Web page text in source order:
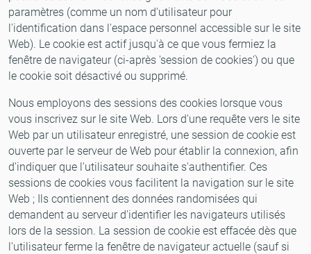
paramètres (comme un nom d'utilisateur pour
l'identification dans l'espace personnel accessible sur le site
Web). Le cookie est actif jusqu'à ce que vous fermiez la
fenêtre de navigateur (ci-après 'session de cookies') ou que
le cookie soit désactivé ou supprimé.
Nous employons des sessions des cookies lorsque vous
vous inscrivez sur le site Web. Lors d'une requête vers le site
Web par un utilisateur enregistré, une session de cookie est
ouverte par le serveur de Web pour établir la connexion, afin
d'indiquer que l'utilisateur souhaite s'authentifier. Ces
sessions de cookies vous facilitent la navigation sur le site
Web ; Ils contiennent des données randomisées qui
demandent au serveur d'identifier les navigateurs utilisés
lors de la session. La session de cookie est effacée dès que
l'utilisateur ferme la fenêtre de navigateur actuelle (sauf si